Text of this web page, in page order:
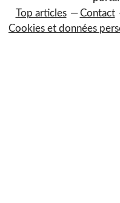
Top articles
Contact
Cookies et données